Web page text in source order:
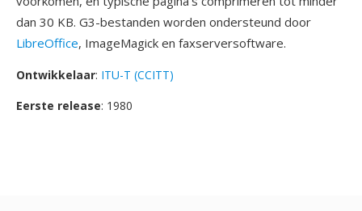
dan 30 KB. G3-bestanden worden ondersteund door
LibreOffice, ImageMagick en faxserversoftware.
Ontwikkelaar: ITU-T (CCITT)
Eerste release: 1980